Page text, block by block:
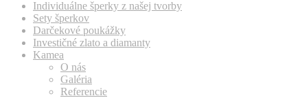
Individuálne šperky z našej tvorby
Sety šperkov
Darčekové poukážky
Investičné zlato a diamanty
Kamea
O nás
Galéria
Referencie